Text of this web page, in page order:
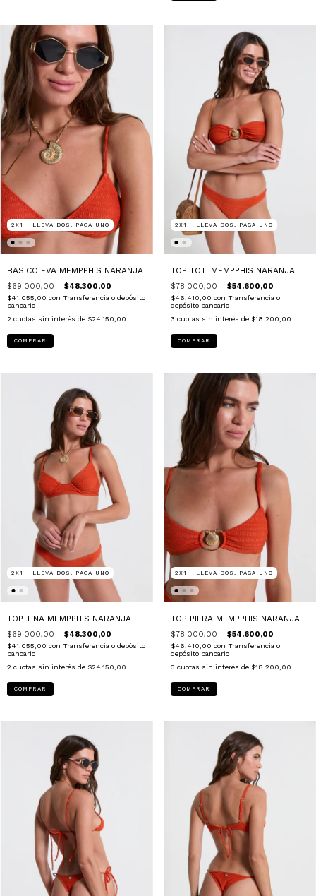
2X1 - LLEVA DOS, PAGA UNO
BASICO EVA MEMPPHIS NARANJA
$69.000,00 $48.300,00
$41.055,00 con Transferencia o depósito
bancario
2 cuotas sin interés de $24.150,00
COMPRAR
2X1 - LLEVA DOS, PAGA UNO
TOP TOTI MEMPPHIS NARANJA
$78.000,00 $54.600,00
$46.410,00 con Transferencia o
depósito bancario
3 cuotas sin interés de $18.200,00
COMPRAR
2X1 - LLEVA DOS, PAGA UNO
TOP TINA MEMPPHIS NARANJA
$69.000,00 $48.300,00
$41.055,00 con Transferencia o depósito
bancario
2 cuotas sin interés de $24.150,00
COMPRAR
2X1 - LLEVA DOS, PAGA UNO
TOP PIERA MEMPPHIS NARANJA
$78.000,00 $54.600,00
$46.410,00 con Transferencia o
depósito bancario
3 cuotas sin interés de $18.200,00
COMPRAR